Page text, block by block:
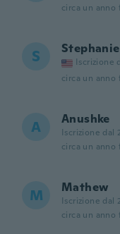
circa un anno
S Stephanie
Iscrizione
circa un anno
A Anushke
Iscrizione dal
circa un anno
M Mathew
Iscrizione dal
circa un anno